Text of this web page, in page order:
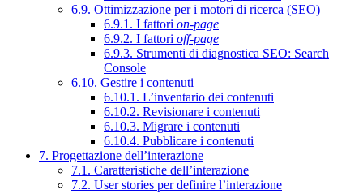
6.9. Ottimizzazione per i motori di ricerca (SEO)
6.9.1. I fattori on-page
6.9.2. I fattori off-page
6.9.3. Strumenti di diagnostica SEO: Search
Console
6.10. Gestire i contenuti
6.10.1. L’inventario dei contenuti
6.10.2. Revisionare i contenuti
6.10.3. Migrare i contenuti
6.10.4. Pubblicare i contenuti
7. Progettazione dell’interazione
7.1. Caratteristiche dell’interazione
7.2. User stories per definire l’interazione